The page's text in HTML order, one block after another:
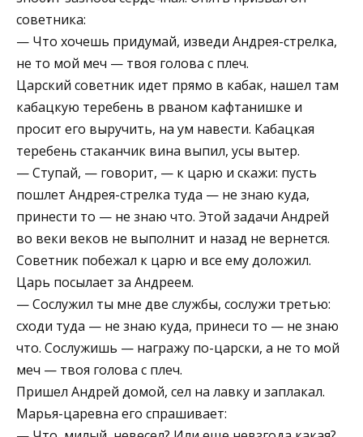
советника:
— Что хочешь придумай, изведи Андрея-стрелка,
не то мой меч — твоя голова с плеч.
Царский советник идет прямо в кабак, нашел там
кабацкую теребень в рваном кафтанишке и
просит его выручить, на ум навести. Кабацкая
теребень стаканчик вина выпил, усы вытер.
— Ступай, — говорит, — к царю и скажи: пусть
пошлет Андрея-стрелка туда — не знаю куда,
принести то — не знаю что. Этой задачи Андрей
во веки веков не выполнит и назад не вернется.
Советник побежал к царю и все ему доложил.
Царь посылает за Андреем.
— Сослужил ты мне две службы, сослужи третью:
сходи туда — не знаю куда, принеси то — не знаю
что. Сослужишь — награжу по-царски, а не то мой
меч — твоя голова с плеч.
Пришел Андрей домой, сел на лавку и заплакал.
Марья-царевна его спрашивает: